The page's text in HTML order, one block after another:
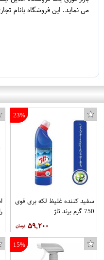
می نماید. این فروشگاه بانام تجاری سرواندیشان از
23%
سفید کننده غلیظ لکه بری قوی
750 گرم برند تاژ
۵۹,۲۰۰
15%